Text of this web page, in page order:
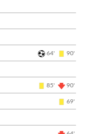
64' 90'
85' 90'
69'